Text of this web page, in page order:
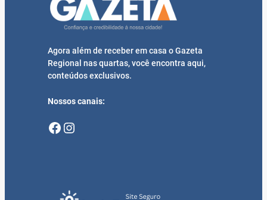
Agora além de receber em casa o Gazeta
Regional nas quartas, você encontra aqui,
conteúdos exclusivos.
Nossos canais:
Facebook Instagram